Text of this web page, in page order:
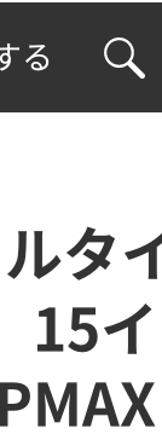
る
ルタ
15